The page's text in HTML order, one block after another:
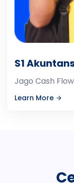
S1
Jago Cash
Learn More